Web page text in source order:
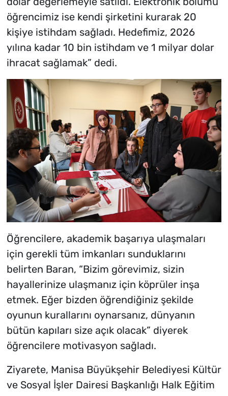
öğrencimiz ise kendi şirketini kurarak 20
kişiye istihdam sağladı. Hedefimiz, 2026
yılına kadar 10 bin istihdam ve 1 milyar dolar
ihracat sağlamak” dedi.
Öğrencilere, akademik başarıya ulaşmaları
için gerekli tüm imkanları sunduklarını
belirten Baran, “Bizim görevimiz, sizin
hayallerinize ulaşmanız için köprüler inşa
etmek. Eğer bizden öğrendiğiniz şekilde
oyunun kurallarını oynarsanız, dünyanın
bütün kapıları size açık olacak” diyerek
öğrencilere motivasyon sağladı.
Ziyarete, Manisa Büyükşehir Belediyesi Kültür
ve Sosyal İşler Dairesi Başkanlığı Halk Eğitim